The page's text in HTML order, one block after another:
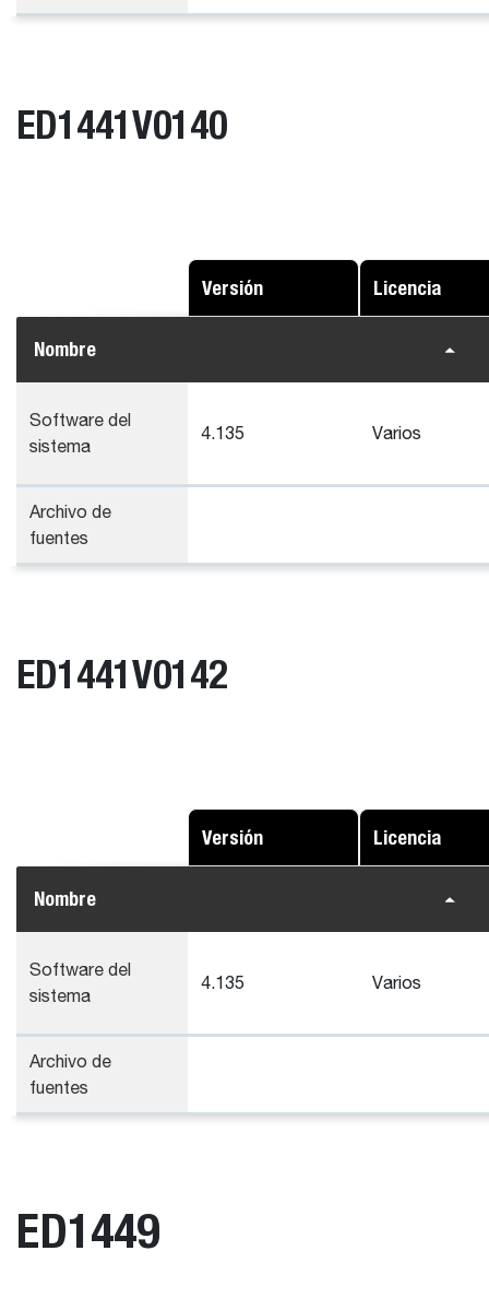
ED1441V0140
Versión Licencia
Nombre
Software del
sistema
4.135 Varios
Archivo de
fuentes
ED1441V0142
Versión Licencia
Nombre
Software del
sistema
4.135 Varios
Archivo de
fuentes
ED1449